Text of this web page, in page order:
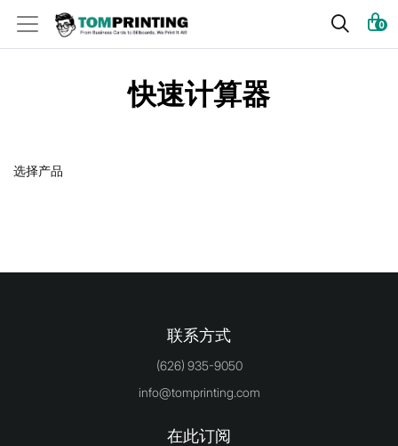
0
快速计算器
选择产品
联系方式
(626) 935-9050
info@tomprinting.com
在此订阅